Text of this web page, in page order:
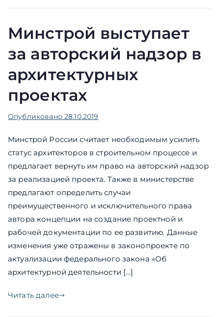
Минстрой выступает
за авторский надзор в
архитектурных
проектах
Опубликовано 28.10.2019
Минстрой России считает необходимым усилить
статус архитекторов в строительном процессе и
предлагает вернуть им право на авторский надзор
за реализацией проекта. Также в министерстве
предлагают определить случаи
преимущественного и исключительного права
автора концепции на создание проектной и
рабочей документации по ее развитию. Данные
изменения уже отражены в законопроекте по
актуализации федерального закона «Об
архитектурной деятельности […]
Читать далее